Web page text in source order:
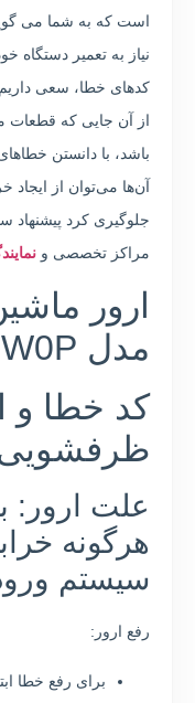
است که به شما می
نیاز به تعمیر دستگاه
کدهای خطا، سعی داریم
از آن جایی که
باشد، با دانستن
آن‌ها می‌توان از
جلوگیری کرد
مراکز تخصصی و
ارور
مدل F99719W0P
علت ارور:
هرگونه
سیستم
رفع ارور:
برای رفع خطا